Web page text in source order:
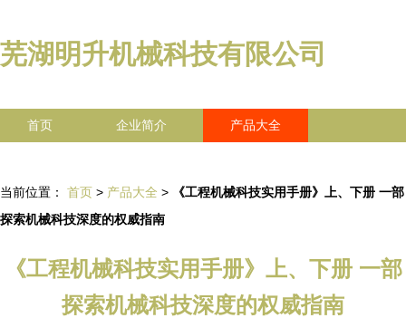
芜湖明升机械科技有限公司
首页 企业简介 产品大全
当前位置： 首页 > 产品大全 >
《工程机械科技实用手册》上、下册 一部
探索机械科技深度的权威指南
《工程机械科技实用手册》上、下册 一部
探索机械科技深度的权威指南